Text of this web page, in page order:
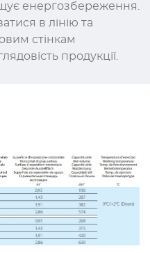
енергозбереження.
в лінію та
стінкам
продукції.